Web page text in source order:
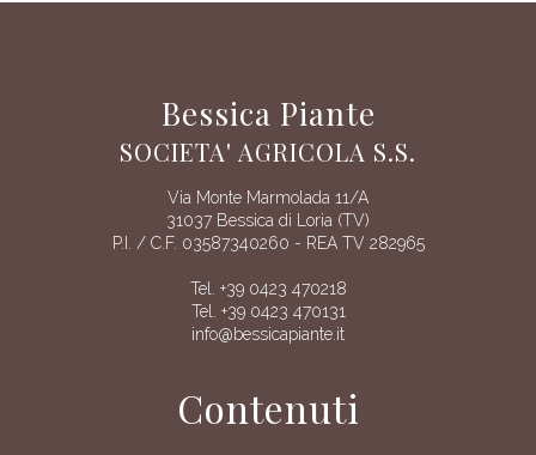
Bessica Piante
SOCIETA' AGRICOLA S.S.
Via Monte Marmolada 11/A
31037 Bessica di Loria (TV)
P.I. / C.F. 03587340260 - REA TV 282965
Tel. +39 0423 470218
Tel. +39 0423 470131
info@bessicapiante.it
Contenuti